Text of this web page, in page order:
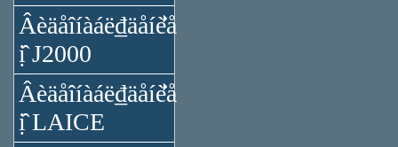
Âèäåîíàáë₫äåíèå
ị̂ J2000
Âèäåîíàáë₫äåíèå
ị̂ LAICE